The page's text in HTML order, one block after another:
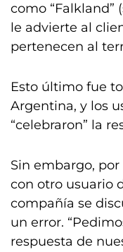
como “Falkland”
le advierte al
pertenecen al
Esto último fue
Argentina, y los
“celebraron” la
Sin embargo,
con otro usuario
compañía se
un error.
respuesta de